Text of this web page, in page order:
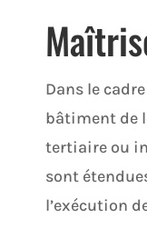
Dans le
bâtiment de
tertiaire ou
sont
l’exécution